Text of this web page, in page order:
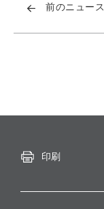
前のニュース
印刷